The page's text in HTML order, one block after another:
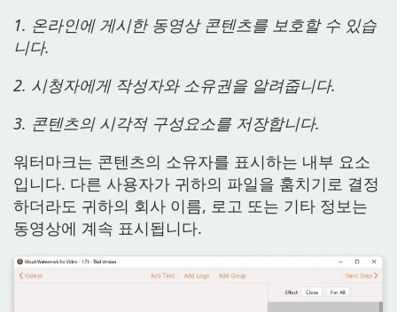
1. 온라인에 게시한 동영상 콘텐츠를 보호할 수 있습
니다.
2. 시청자에게 작성자와 소유권을 알려줍니다.
3. 콘텐츠의 시각적 구성요소를 저장합니다.
워터마크는 콘텐츠의 소유자를 표시하는 내부 요소
입니다. 다른 사용자가 귀하의 파일을 훔치기로 결정
하더라도 귀하의 회사 이름, 로고 또는 기타 정보는
동영상에 계속 표시됩니다.